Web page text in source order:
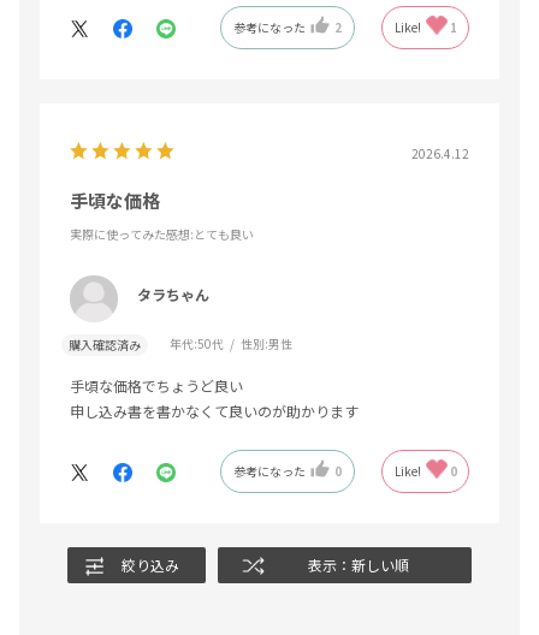
参考になった 2 Like! 1
2026.4.12
手頃な価格
実際に使ってみた感想:とても良い
タラちゃん
購入確認済み 年代:50代 性別:男性
手頃な価格でちょうど良い
申し込み書を書かなくて良いのが助かります
参考になった 0 Like! 0
絞り込み 表示：新しい順